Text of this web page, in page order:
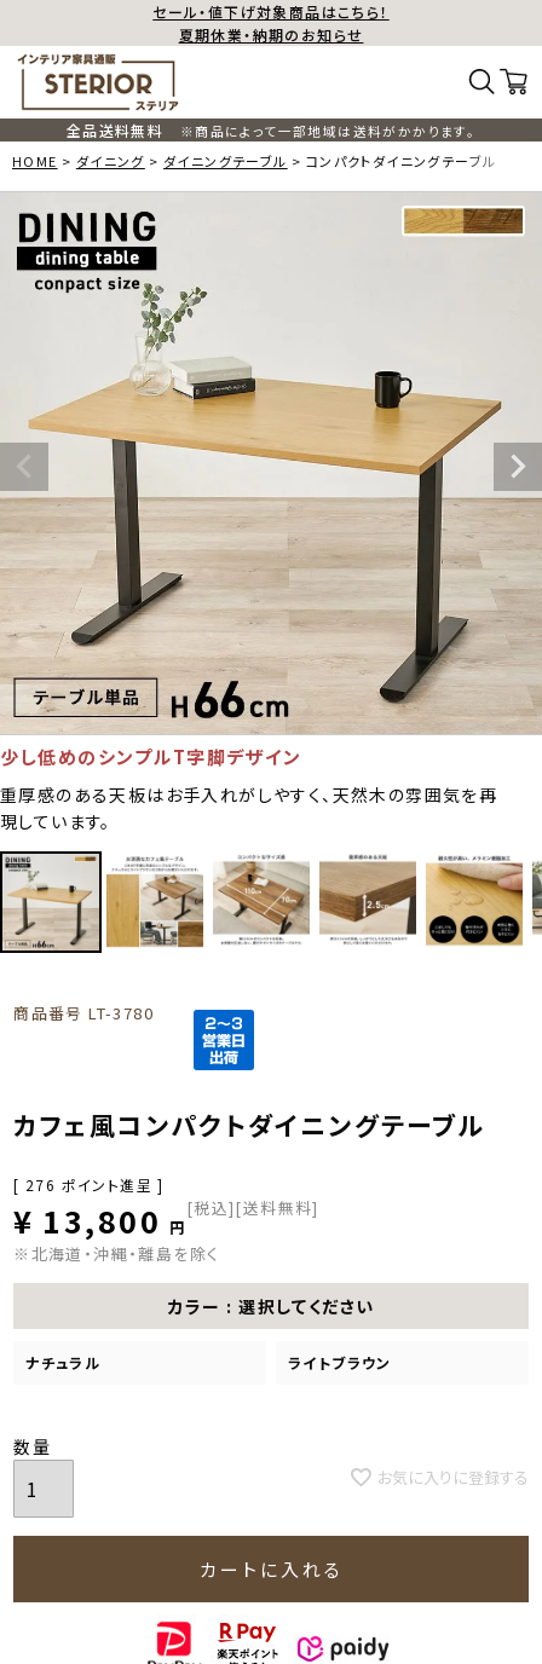
セール・値下げ対象商品はこちら！
夏期休業・納期のお知らせ
全品送料無料
※商品によって一部地域は送料がかかります。
HOME
ダイニング ダイニングテーブル コンパクトダイニングテーブル
少し低めのシンプルT字脚デザイン
重厚感のある天板はお手入れがしやすく、天然木の雰囲気を再
現しています。
商品番号 LT-3780
カフェ風コンパクトダイニングテーブル
[ 276 ポイント進呈 ]
¥ 13,800 税込 [送料無料]
※北海道・沖縄・離島を除く
カラー 選択してください
ナチュラル ライトブラウン
お気に入りに登録する
カートに入れる